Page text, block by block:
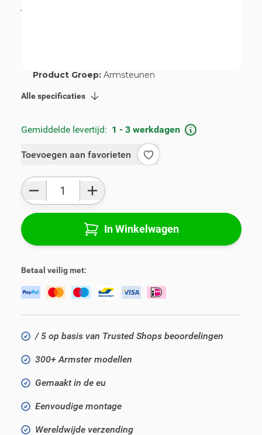
€ 115,00
Product Groep: Armsteunen
Alle specificaties
Gemiddelde levertijd: 1 - 3 werkdagen
Toevoegen aan favorieten
Aantal
In Winkelwagen
Betaal veilig met:
/ 5 op basis van Trusted Shops beoordelingen
300+ Armster modellen
Gemaakt in de eu
Eenvoudige montage
Wereldwijde verzending